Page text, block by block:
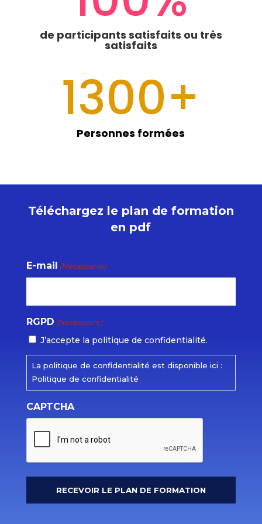
de participants satisfaits ou très
satisfaits
1300+
Personnes formées
Téléchargez le plan de formation
en pdf
E-mail (Nécessaire)
RGPD (Nécessaire)
J’accepte la politique de confidentialité.
La politique de confidentialité est disponible ici :
Politique de confidentialité
CAPTCHA